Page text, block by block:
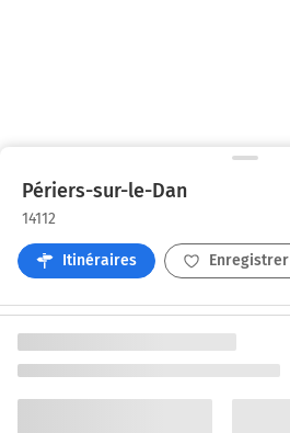
Périers-sur-le-Dan
14112
Itinéraires Enregistrer